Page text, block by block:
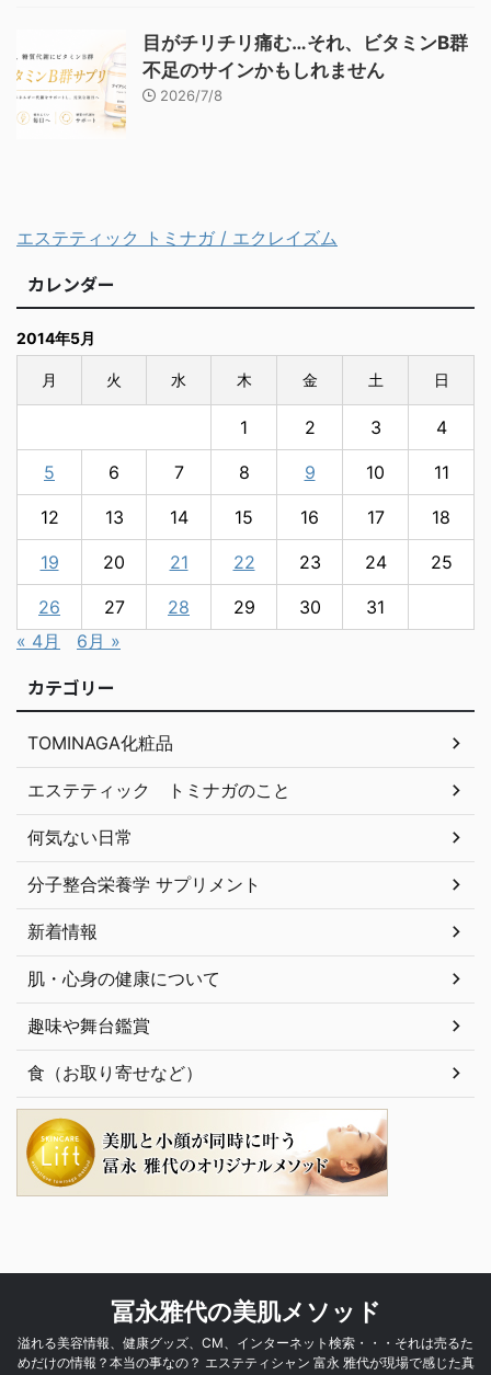
目がチリチリ痛む…それ、ビタミンB群
不足のサインかもしれません
2026/7/8
エステティック トミナガ / エクレイズム
カレンダー
2014年5月
月 火 水 木 金 土 日
1 2 3 4
5 6 7 8 9 10 11
12 13 14 15 16 17 18
19 20 21 22 23 24 25
26 27 28 29 30
31
« 4月
6月 »
カテゴリー
TOMINAGA化粧品
エステティック トミナガのこと
何気ない日常
分子整合栄養学 サプリメント
新着情報
肌・心身の健康について
趣味や舞台鑑賞
食（お取り寄せなど）
冨永雅代の美肌メソッド
溢れる美容情報、健康グッズ、CM、インターネット検索・・・それは売るた
めだけの情報？本当の事なの？ エステティシャン 富永 雅代が現場で感じた真